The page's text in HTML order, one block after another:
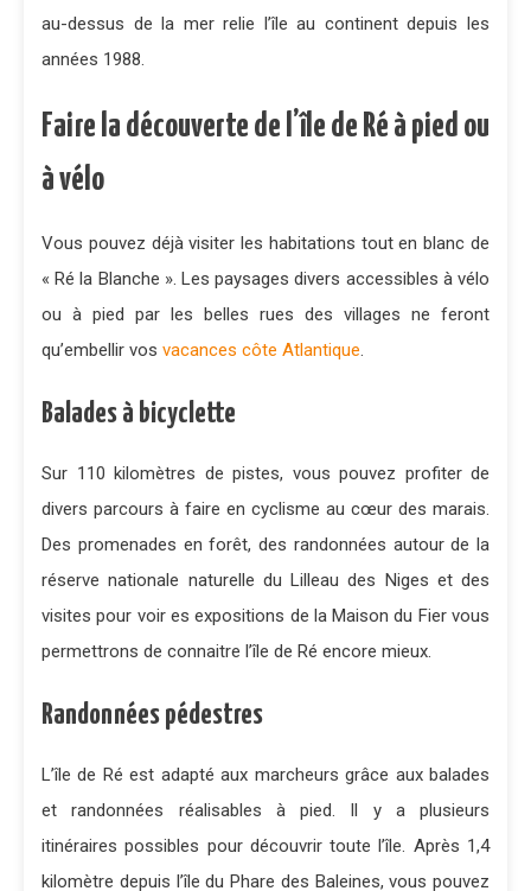
au-dessus de la mer relie l’île au continent depuis les
années 1988.
Faire la découverte de l’île de Ré à pied ou
à vélo
Vous pouvez déjà visiter les habitations tout en blanc de
« Ré la Blanche ». Les paysages divers accessibles à vélo
ou à pied par les belles rues des villages ne feront
qu’embellir vos vacances côte Atlantique.
Balades à bicyclette
Sur 110 kilomètres de pistes, vous pouvez profiter de
divers parcours à faire en cyclisme au cœur des marais.
Des promenades en forêt, des randonnées autour de la
réserve nationale naturelle du Lilleau des Niges et des
visites pour voir es expositions de la Maison du Fier vous
permettrons de connaitre l’île de Ré encore mieux.
Randonnées pédestres
L’île de Ré est adapté aux marcheurs grâce aux balades
et randonnées réalisables à pied. Il y a plusieurs
itinéraires possibles pour découvrir toute l’île. Après 1,4
kilomètre depuis l’île du Phare des Baleines, vous pouvez